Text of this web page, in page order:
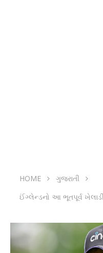
HOME
ગુજરાતી
ઈંગ્લેન્ડનો આ ભૂતપૂર્વ ખેલાડી